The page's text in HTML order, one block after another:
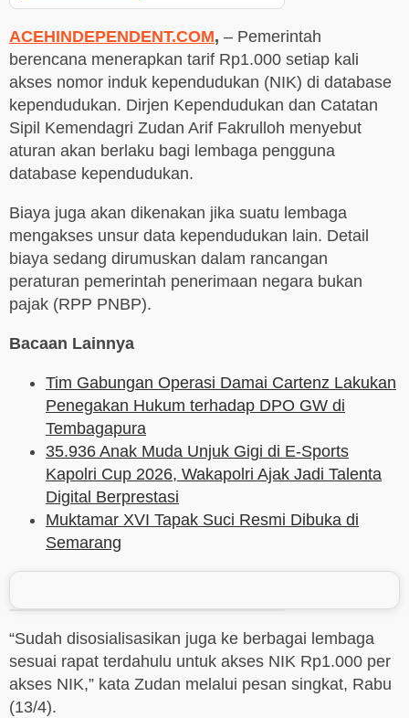
ACEHINDEPENDENT.COM, – Pemerintah
berencana menerapkan tarif Rp1.000 setiap kali
akses nomor induk kependudukan (NIK) di database
kependudukan. Dirjen Kependudukan dan Catatan
Sipil Kemendagri Zudan Arif Fakrulloh menyebut
aturan akan berlaku bagi lembaga pengguna
database kependudukan.
Biaya juga akan dikenakan jika suatu lembaga
mengakses unsur data kependudukan lain. Detail
biaya sedang dirumuskan dalam rancangan
peraturan pemerintah penerimaan negara bukan
pajak (RPP PNBP).
Bacaan Lainnya
Tim Gabungan Operasi Damai Cartenz Lakukan
Penegakan Hukum terhadap DPO GW di
Tembagapura
35.936 Anak Muda Unjuk Gigi di E-Sports
Kapolri Cup 2026, Wakapolri Ajak Jadi Talenta
Digital Berprestasi
Muktamar XVI Tapak Suci Resmi Dibuka di
Semarang
“Sudah disosialisasikan juga ke berbagai lembaga
sesuai rapat terdahulu untuk akses NIK Rp1.000 per
akses NIK,” kata Zudan melalui pesan singkat, Rabu
(13/4).